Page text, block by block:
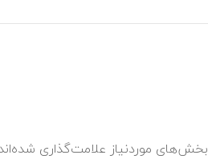
بخش‌های موردنیاز علامت‌گذاری